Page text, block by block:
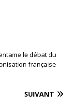
le débat du
française
SUIVANT